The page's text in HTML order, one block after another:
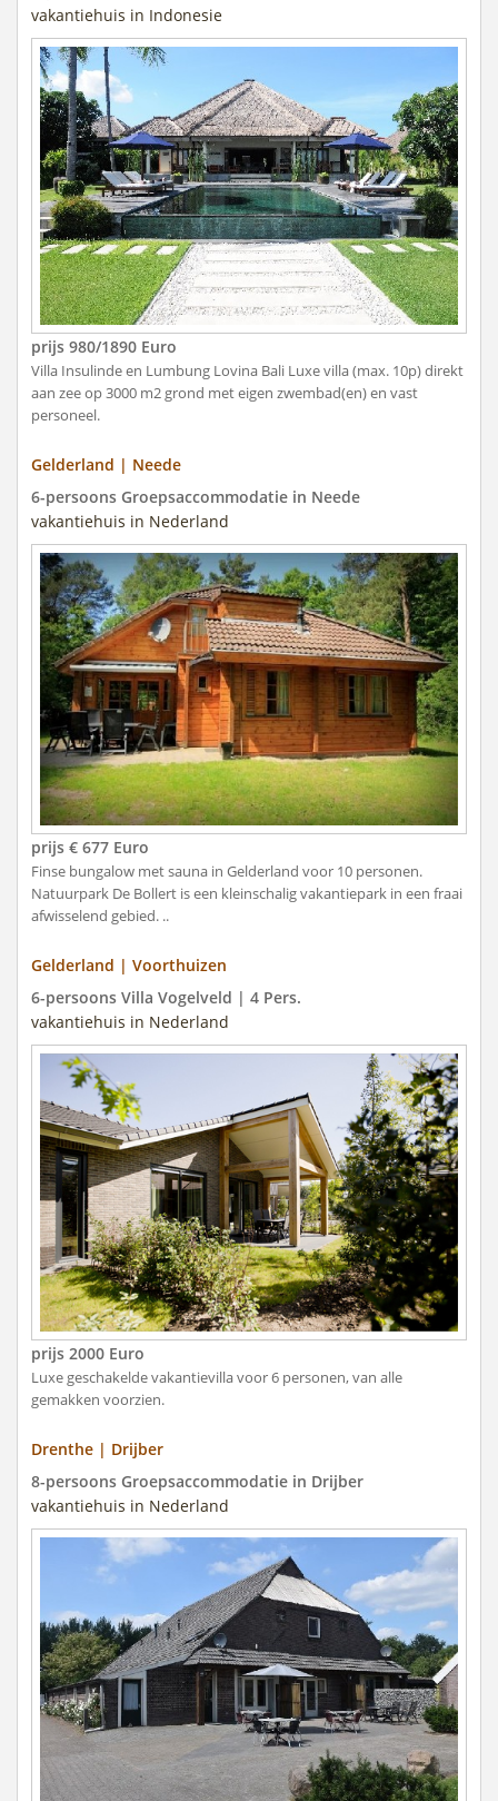
vakantiehuis in Indonesie
prijs 980/1890 Euro
Villa Insulinde en Lumbung Lovina Bali Luxe villa (max. 10p) direkt
aan zee op 3000 m2 grond met eigen zwembad(en) en vast
personeel.
Gelderland | Neede
6-persoons Groepsaccommodatie in Neede
vakantiehuis in Nederland
prijs € 677 Euro
Finse bungalow met sauna in Gelderland voor 10 personen.
Natuurpark De Bollert is een kleinschalig vakantiepark in een fraai
afwisselend gebied. ..
Gelderland | Voorthuizen
6-persoons Villa Vogelveld | 4 Pers.
vakantiehuis in Nederland
prijs 2000 Euro
Luxe geschakelde vakantievilla voor 6 personen, van alle
gemakken voorzien.
Drenthe | Drijber
8-persoons Groepsaccommodatie in Drijber
vakantiehuis in Nederland